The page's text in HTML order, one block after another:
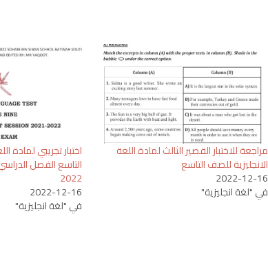
مراجعة للاختبار القصير الثالث لمادة اللغة
الانجليزية للصف التاسع
2022-12-16
في "لغة انجليزية"
اختبار تجريبي لمادة
2022
2022-12-16
في "لغة انجليزية"